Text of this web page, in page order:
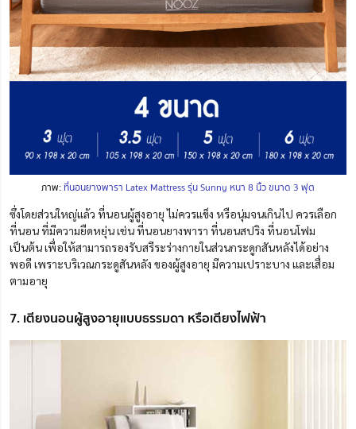
ภาพ: ที่นอนยางพารา Latex Mattress รุ่น Sunny หนา 8 นิ้ว ขนาด 3 ฟุต
ซึ่งโดยส่วนใหญ่แล้ว ที่นอนผู้สูงอายุ ไม่ควรแข็ง หรือนุ่มจนเกินไป ควรเลือก
ที่นอน ที่มีความยืดหยุ่น เช่น ที่นอนยางพารา ที่นอนสปริง ที่นอนโฟม
เป็นต้น เพื่อให้สามารถรองรับสรีระร่างกายในส่วนกระดูกสันหลังได้อย่าง
พอดี เพราะบริเวณกระดูสันหลัง ของผู้สูงอายุ มีความเปราะบาง และเสื่อม
ตามอายุ
7. เตียงนอนผู้สูงอายุแบบธรรมดา หรือเตียงไฟฟ้า